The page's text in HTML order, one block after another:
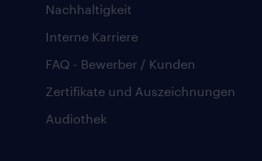
Nachhaltigkeit
Interne Karriere
FAQ - Bewerber / Kunden
Zertifikate und Auszeichnungen
Audiothek